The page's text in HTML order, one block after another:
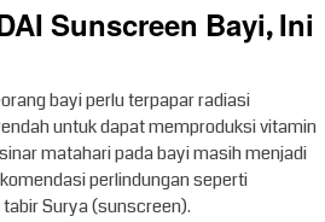
Sunscreen Bayi, Ini
bayi perlu terpapar radiasi
untuk dapat memproduksi vitamin
matahari pada bayi masih menjadi
perlindungan seperti
Surya (sunscreen).